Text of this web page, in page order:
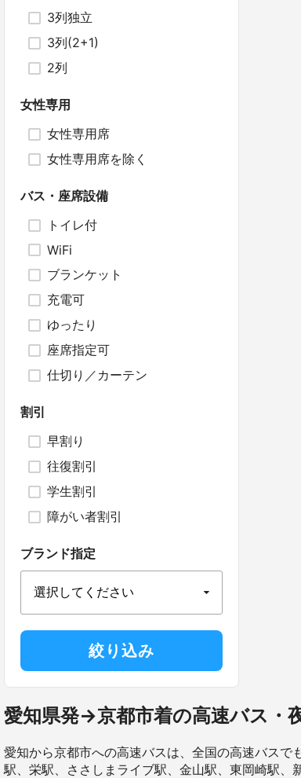
3列独立
3列(2+1)
2列
女性専用
女性専用席
女性専用席を除く
バス・座席設備
トイレ付
WiFi
ブランケット
充電可
ゆったり
座席指定可
仕切り／カーテン
割引
早割り
往復割引
学生割引
障がい者割引
ブランド指定
愛知県発→京都市着の高速バス・
愛知から京都市への高速バスは、全国の高速バス
駅、栄駅、ささしまライブ駅、金山駅、東岡崎駅